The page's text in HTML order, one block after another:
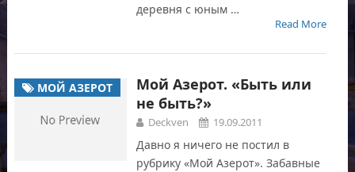
деревня с юным …
Read More
МОЙ АЗЕРОТ
Мой Азерот. «Быть или
не быть?»
Deckven 19.09.2011
Давно я ничего не постил в
рубрику «Мой Азерот». Забавные